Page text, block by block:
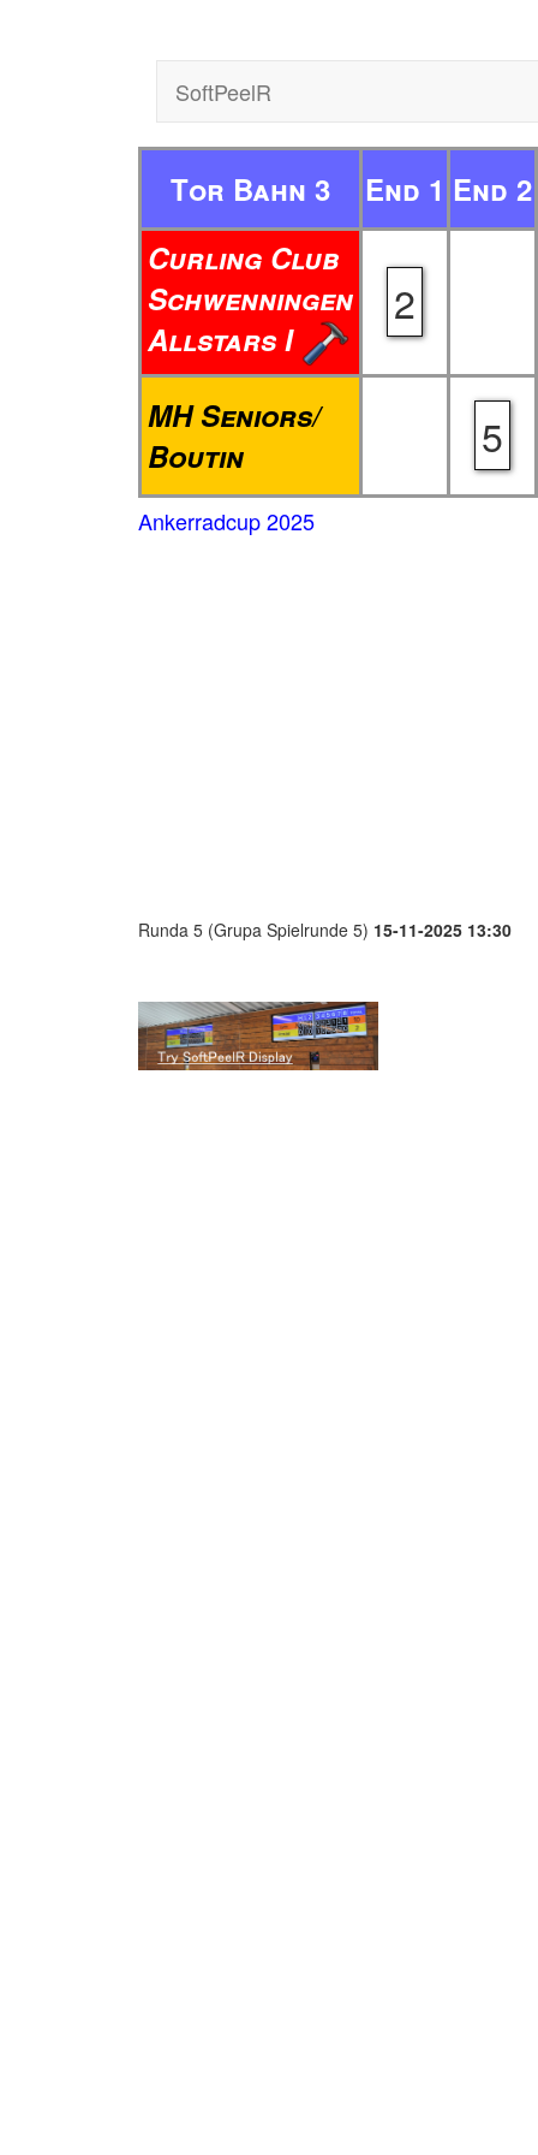
SoftPeelR
Tor Bahn 3 End 1 End 2
Curling Club
Schwenningen
Allstars I
2
MH Seniors/
Boutin
5
Ankerradcup 2025
Runda 5 (Grupa Spielrunde 5) 15-11-2025 13:30